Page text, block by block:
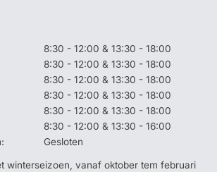
8:30 - 12:00 & 13:30 - 18:00
8:30 - 12:00 & 13:30 - 18:00
8:30 - 12:00 & 13:30 - 18:00
8:30 - 12:00 & 13:30 - 18:00
8:30 - 12:00 & 13:30 - 18:00
8:30 - 12:00 & 13:30 - 16:00
Gesloten
winterseizoen, vanaf oktober tem februari